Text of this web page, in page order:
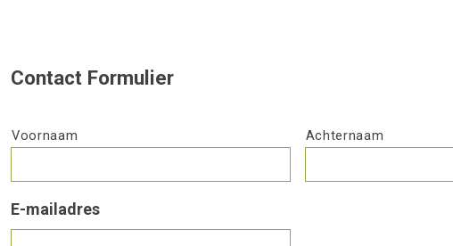
Contact Formulier
Voornaam Achternaam
E-mailadres